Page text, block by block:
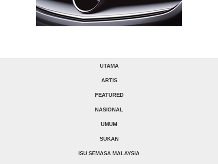
UTAMA
ARTIS
FEATURED
NASIONAL
UMUM
SUKAN
ISU SEMASA MALAYSIA